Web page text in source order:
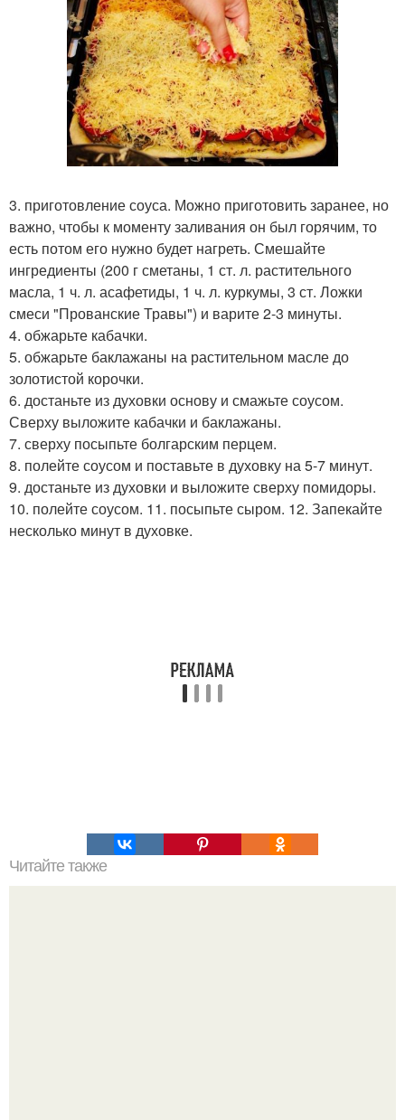
3. приготовление соуса. Можно приготовить заранее, но
важно, чтобы к моменту заливания он был горячим, то
есть потом его нужно будет нагреть. Смешайте
ингредиенты (200 г сметаны, 1 ст. л. растительного
масла, 1 ч. л. асафетиды, 1 ч. л. куркумы, 3 ст. Ложки
смеси "Прованские Травы") и варите 2-3 минуты.
4. обжарьте кабачки.
5. обжарьте баклажаны на растительном масле до
золотистой корочки.
6. достаньте из духовки основу и смажьте соусом.
Сверху выложите кабачки и баклажаны.
7. сверху посыпьте болгарским перцем.
8. полейте соусом и поставьте в духовку на 5-7 минут.
9. достаньте из духовки и выложите сверху помидоры.
10. полейте соусом. 11. посыпьте сыром. 12. Запекайте
несколько минут в духовке.
Читайте также